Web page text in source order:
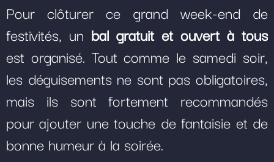
Pour clôturer ce grand week-end de
festivités, un bal gratuit et ouvert à tous
est organisé. Tout comme le samedi soir,
les déguisements ne sont pas obligatoires,
mais ils sont fortement recommandés
pour ajouter une touche de fantaisie et de
bonne humeur à la soirée.